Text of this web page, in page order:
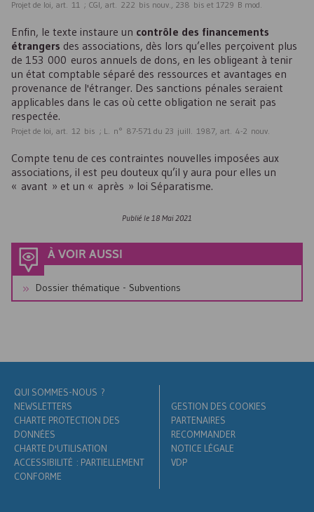
Projet de loi, art. 11 ; CGI, art. 222 bis nouv., 238 bis et 1729 B mod.
Enfin, le texte instaure un contrôle des financements
étrangers des associations, dès lors qu’elles perçoivent plus
de 153 000 euros annuels de dons, en les obligeant à tenir
un état comptable séparé des ressources et avantages en
provenance de l'étranger. Des sanctions pénales seraient
applicables dans le cas où cette obligation ne serait pas
respectée.
Projet de loi, art. 12 bis ; L. n° 87-571 du 23 juill. 1987, art. 4-2 nouv.
Compte tenu de ces contraintes nouvelles imposées aux
associations, il est peu douteux qu’il y aura pour elles un
« avant » et un « après » loi Séparatisme.
Publié le 18 Mai 2021
À VOIR AUSSI
Dossier thématique - Subventions
QUI SOMMES-NOUS ?
NEWSLETTERS
CHARTE PROTECTION DES
DONNÉES
CHARTE D'UTILISATION
ACCESSIBILITÉ : PARTIELLEMENT
CONFORME
GESTION DES COOKIES
PARTENAIRES
RECOMMANDER
NOTICE LÉGALE
VDP